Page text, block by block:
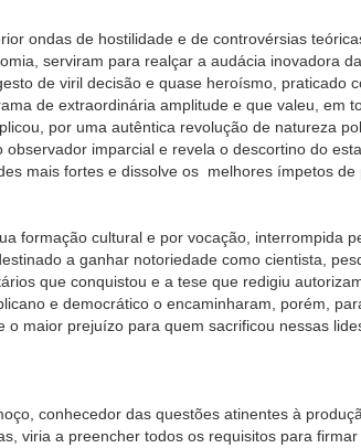
hostilidade e de controvérsias teóricas
serviram para realçar a audácia inovadora
de viril decisão e quase heroísmo, praticado
de extraordinária amplitude e que valeu, em
por uma autêntica revolução de natureza
imparcial e revela o descortino do
mais fortes e dissolve os melhores ímpetos de
cultural e por vocação, interrompida
a ganhar notoriedade como cientista,
que conquistou e a tese que redigiu
e democrático o encaminharam, porém,
maior prejuízo para quem sacrificou nessas
das questões atinentes à
viria a preencher todos os requisitos para